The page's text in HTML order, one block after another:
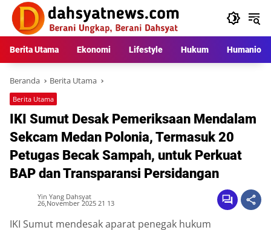
Langsung
konten
Berita Utama Ekonomi Lifestyle Hukum Humaniora
Beranda Berita Utama
Berita Utama
IKI Sumut Desak Pemeriksaan Mendalam
Sekcam Medan Polonia, Termasuk 20
Petugas Becak Sampah, untuk Perkuat
BAP dan Transparansi Persidangan
Yin Yang Dahsyat
26,November 2025 21 13
IKI Sumut mendesak aparat penegak hukum